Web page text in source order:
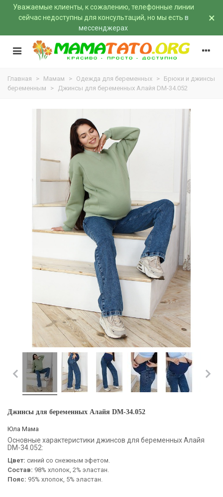
Уважаемые клиенты, к сожалению, телефонные линии
сейчас недоступны для консультаций, но мы есть в
мессенджерах
×
Главная > Мамам > Одежда для беременных > Брюки и джинсы
беременным
> Джинсы для беременных Алайя DM-34.052
Джинсы для беременных Алайя DM-34.052
Юла Мама
Основные характеристики джинсов для беременных Алайя
DM-34.052:
Цвет: синий со снежным эфетом.
Состав: 98% хлопок, 2% эластан.
Пояс: 95% хлопок, 5% эластан.